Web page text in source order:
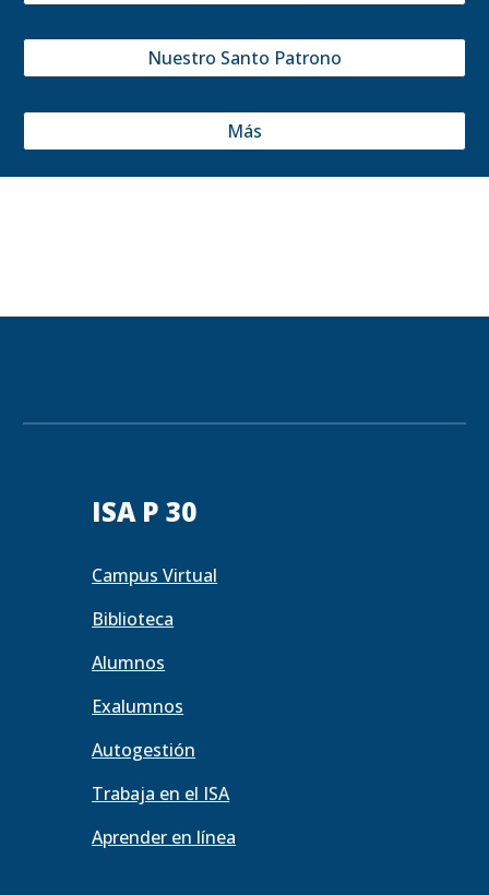
Nuestro Santo Patrono
Más
ISA P 30
Campus Virtual
Biblioteca
Alumnos
Exalumnos
Autogestión
Trabaja en el ISA
Aprender en línea